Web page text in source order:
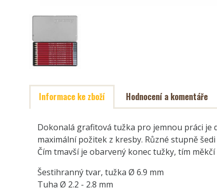
Informace ke zboží Hodnocení a komentáře
Dokonalá grafitová tužka pro jemnou práci
maximální požitek z kresby. Různé stupně
Čím tmavší je obarvený konec tužky, tím měkčí
Šestihranný tvar, tužka Ø 6.9 mm
Tuha Ø 2.2 - 2.8 mm